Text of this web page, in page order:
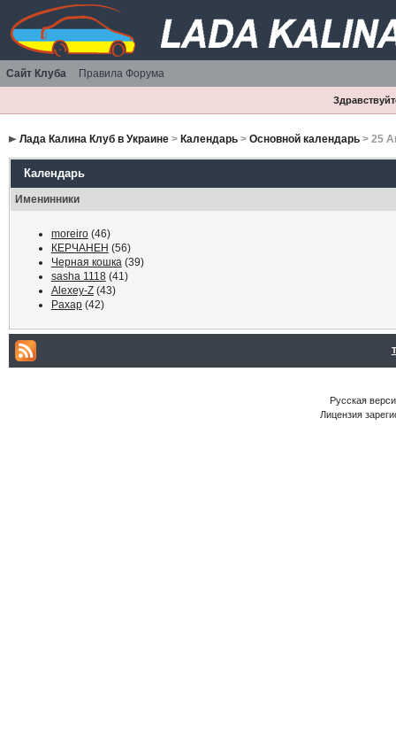
Сайт Клуба Правила Форума
Лада Калина Клуб в Украине> Календарь> Основной календарь> 25
Календарь
Именинники
moreiro(46)
КЕРЧАНЕН (56)
Черная кошка(39)
sasha 1118(41)
Alexey-Z(43)
Paxap(42)
Русская
Лицензия